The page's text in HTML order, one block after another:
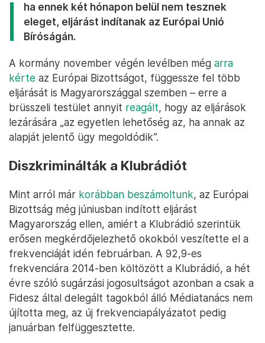
ha ennek két hónapon belül nem tesznek
eleget, eljárást indítanak az Európai Unió
Bíróságán.
A kormány november végén levélben még arra
kérte az Európai Bizottságot, függessze fel több
eljárását is Magyarországgal szemben – erre a
brüsszeli testület annyit reagált, hogy az eljárások
lezárására „az egyetlen lehetőség az, ha annak az
alapját jelentő ügy megoldódik”.
Diszkriminálták a Klubrádiót
Mint arról már korábban beszámoltunk, az Európai
Bizottság még júniusban indított eljárást
Magyarország ellen, amiért a Klubrádió szerintük
erősen megkérdőjelezhető okokból veszítette el a
frekvenciáját idén februárban. A 92,9-es
frekvenciára 2014-ben költözött a Klubrádió, a hét
évre szóló sugárzási jogosultságot azonban a csak a
Fidesz által delegált tagokból álló Médiatanács nem
újította meg, az új frekvenciapályázatot pedig
januárban felfüggesztette.